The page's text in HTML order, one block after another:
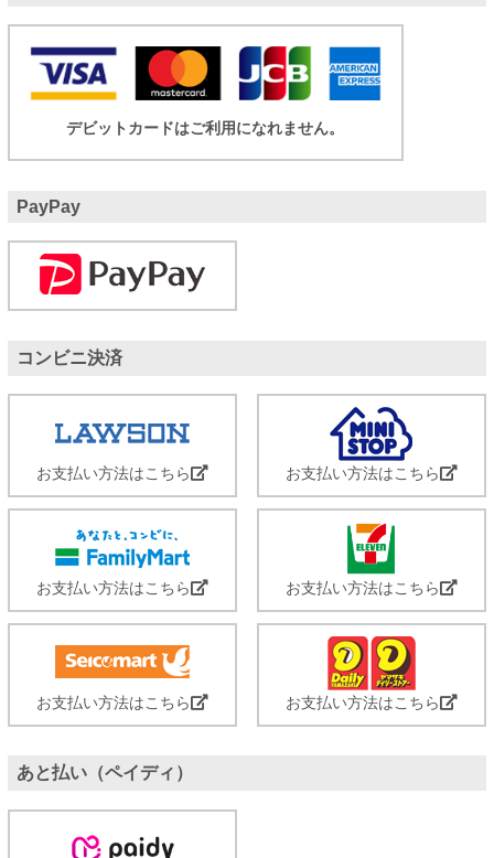
デビットカードはご利用になれません。
PayPay
コンビニ決済
お支払い方法はこちら お支払い方法はこちら
お支払い方法はこちら お支払い方法はこちら
お支払い方法はこちら お支払い方法はこちら
あと払い（ペイディ）